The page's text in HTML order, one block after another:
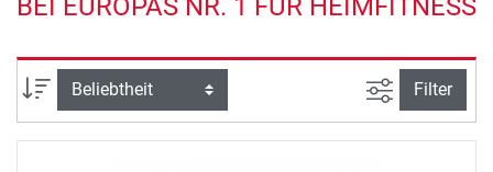
BEI EUROPAS NR. 1 FÜR HEIMFITNESS
Sortierung Ansicht
Filter